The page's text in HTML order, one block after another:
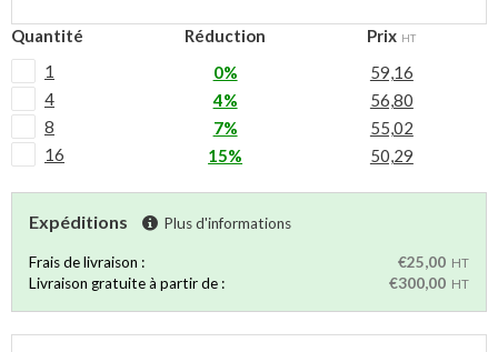
Quantité Réduction Prix HT
1 0%
59,16
4
4%
56,80
8
7%
55,02
16
15% 50,29
Expéditions Plus d'informations
Frais de livraison : €25,00 HT
Livraison gratuite à partir de : €300,00 HT